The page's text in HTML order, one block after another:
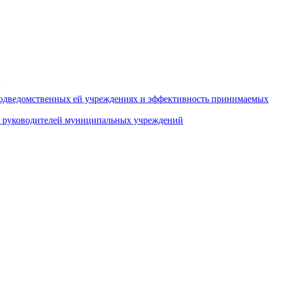
ей учреждениях и эффективность принимаемых
муниципальных учреждений